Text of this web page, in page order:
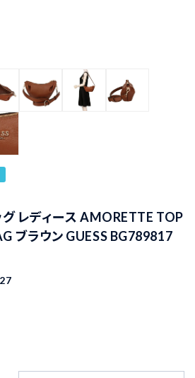
レディース AMORETTE TOP
ブラウン GUESS BG789817